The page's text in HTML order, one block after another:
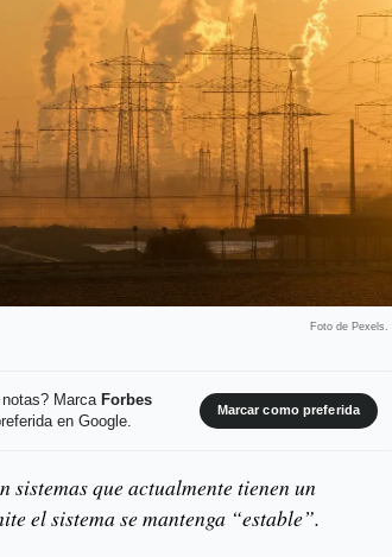
Foto de Pexels.
Marca Forbes
en Google.
Marcar como preferida
sistemas que actualmente tienen un
el sistema se mantenga “estable”.